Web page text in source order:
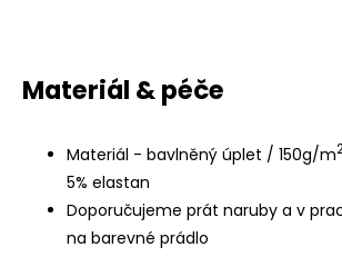
Materiál & péče
Materiál - bavlněný úplet / 150g/m
5% elastan
Doporučujeme prát naruby a v
na barevné prádlo